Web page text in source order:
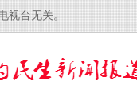
视台无关。